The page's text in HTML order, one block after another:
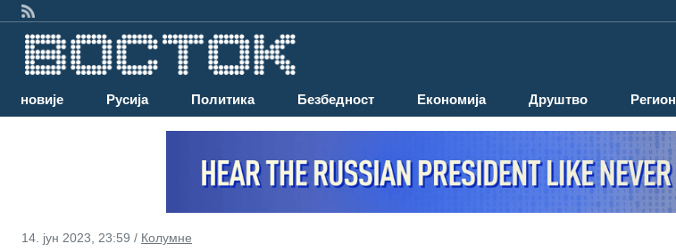
Најновије Русија Политика Безбедност Економија Друштво Регион
14. јун 2023, 23:59 / Колумне